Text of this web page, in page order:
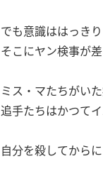
でも意識ははっき
そこにヤン検事が
ミス・マたちがい
追手たちはかつて
自分を殺してから